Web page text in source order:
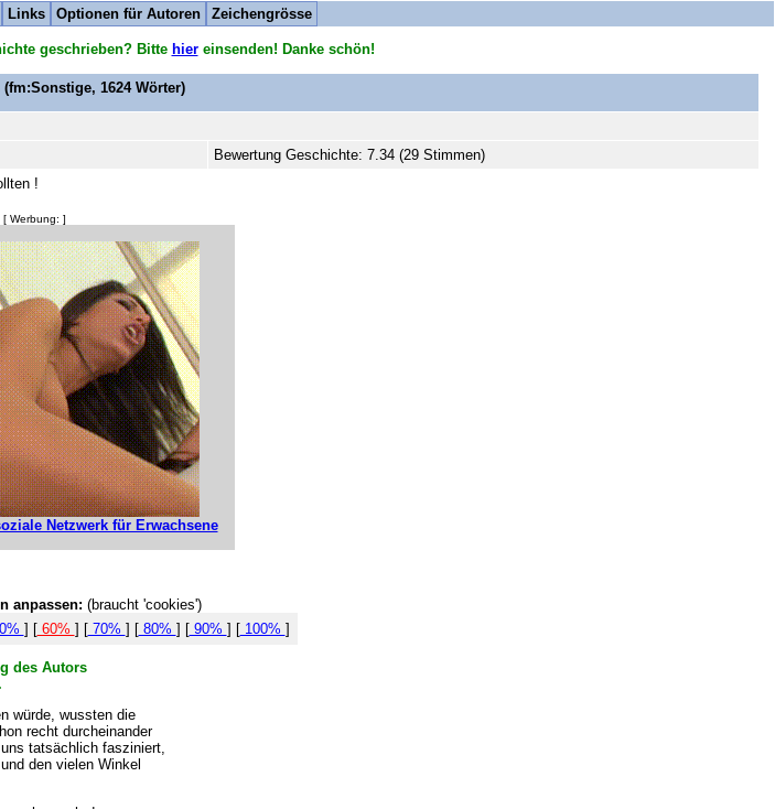
Links Optionen für Autoren Zeichengrösse
geschrieben? Bitte hiereinsenden! Danke schön!
(fm:Sonstige, 1624Wörter)
Bewertung Geschichte: 7.34 (29 Stimmen)
!
[ Werbung: ]
Netzwerk für Erwachsene
anpassen: (braucht 'cookies')
] [60% ] [70% ] [80% ] [90% ] [100% ]
des Autors
würde, wussten die
recht durcheinander
tatsächlich fasziniert,
den vielen Winkel